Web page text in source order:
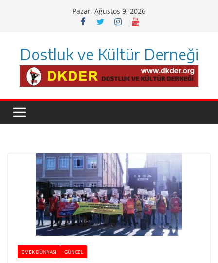
Pazar, Ağustos 9, 2026
Dostluk ve Kültür Derneği
EMEK DÜNYASI GÜNCEL